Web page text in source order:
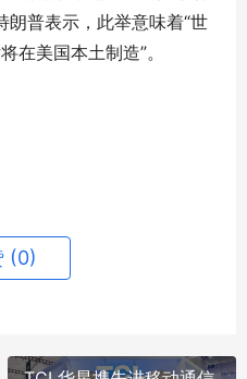
普表示，此举意味着“世
在美国本土制造”。
(0)